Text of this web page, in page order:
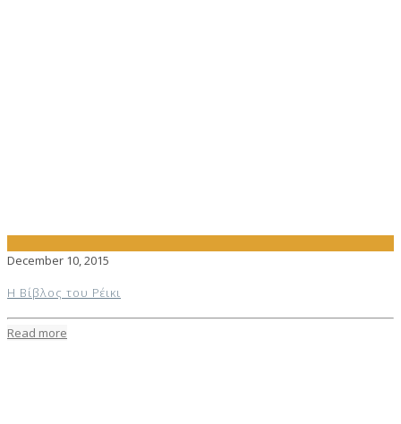
December 10, 2015
Η Βίβλος του Ρέικι
Read more